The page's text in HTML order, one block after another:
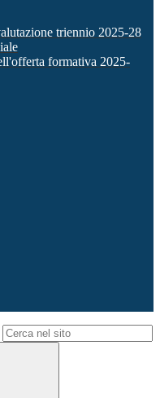
triennio 2025-28
formativa 2025-